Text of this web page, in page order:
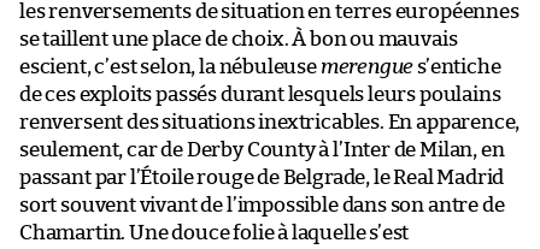
les renversements de situation en terres européennes
se taillent une place de choix. À bon ou mauvais
escient, c’est selon, la nébuleuse merengue s’entiche
de ces exploits passés durant lesquels leurs poulains
renversent des situations inextricables. En apparence,
seulement, car de Derby County à l’Inter de Milan, en
passant par l’Étoile rouge de Belgrade, le Real Madrid
sort souvent vivant de l’impossible dans son antre de
Chamartin. Une douce folie à laquelle s’est